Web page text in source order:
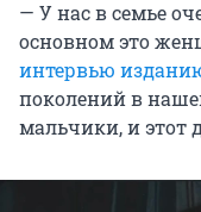
— У нас в семье
основном это
интервью
поколений в
мальчики, и этот